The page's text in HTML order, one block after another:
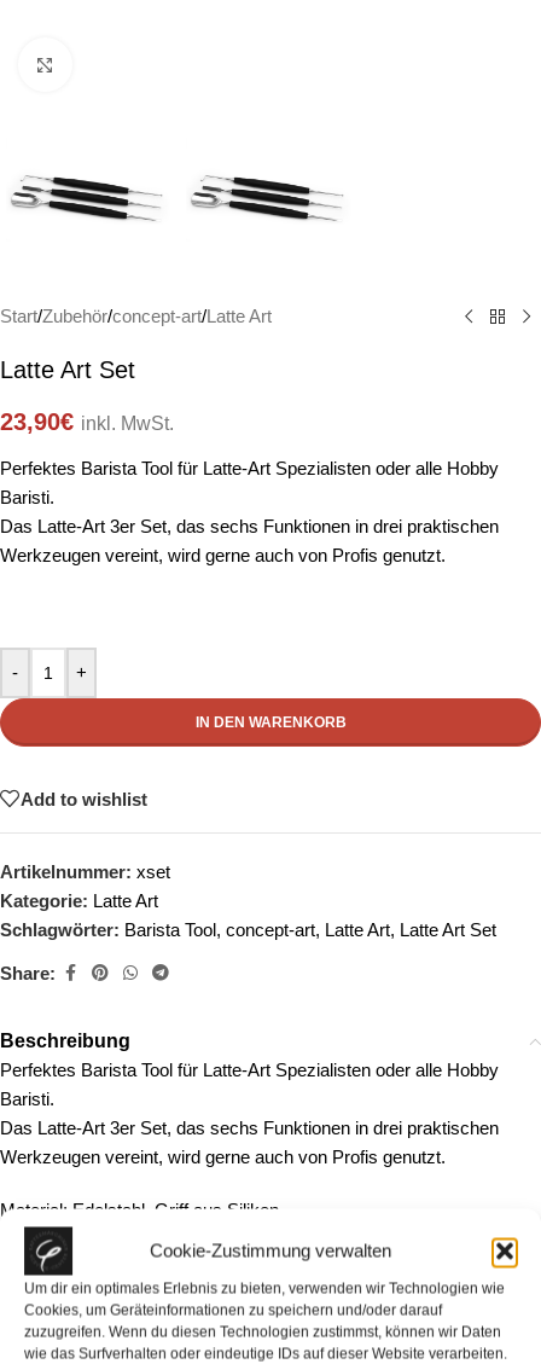
Cookie-Zustimmung verwalten
Um dir ein optimales Erlebnis zu bieten, verwenden wir Technologien wie
Cookies, um Geräteinformationen zu speichern und/oder darauf
zuzugreifen. Wenn du diesen Technologien zustimmst, können wir Daten
wie das Surfverhalten oder eindeutige IDs auf dieser Website verarbeiten.
Start/Zubehör/concept-art/Latte Art
Latte Art Set
23,90€ inkl. MwSt.
Perfektes Barista Tool für Latte-Art Spezialisten oder alle Hobby
Baristi.
Das Latte-Art 3er Set, das sechs Funktionen in drei praktischen
Werkzeugen vereint, wird gerne auch von Profis genutzt.
- +
IN DEN WARENKORB
Add to wishlist
Artikelnummer: xset
Kategorie: Latte Art
Schlagwörter: Barista Tool, concept-art, Latte Art, Latte Art Set
Share:
Beschreibung
Perfektes Barista Tool für Latte-Art Spezialisten oder alle Hobby
Baristi.
Das Latte-Art 3er Set, das sechs Funktionen in drei praktischen
Werkzeugen vereint, wird gerne auch von Profis genutzt.
Material: Edelstahl, Griff aus Silikon
Maße: Ø 10 mm x 21 cm